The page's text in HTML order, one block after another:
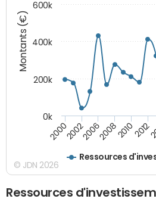
Montants (€)
Ressources
200020022006200820102012
0k
200k
400k
600k
© JDN 2026
Ressources